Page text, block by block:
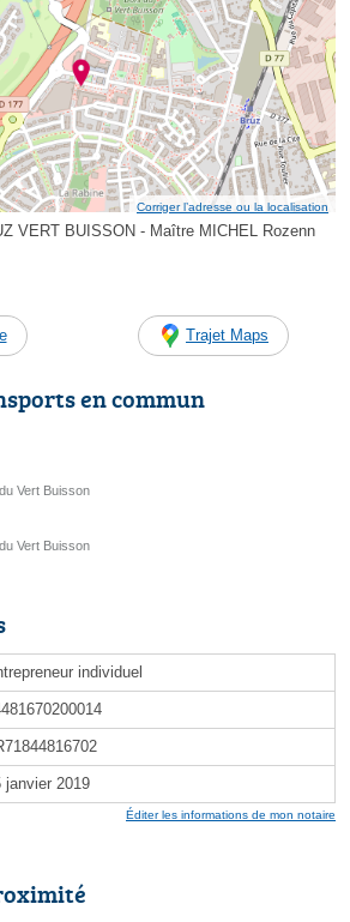
Corriger l’adresse ou la localisation
VERT BUISSON - Maître MICHEL Rozenn
Trajet Maps
en commun
Vert Buisson
Vert Buisson
individuel
janvier 2019
Éditer les informations de mon notaire